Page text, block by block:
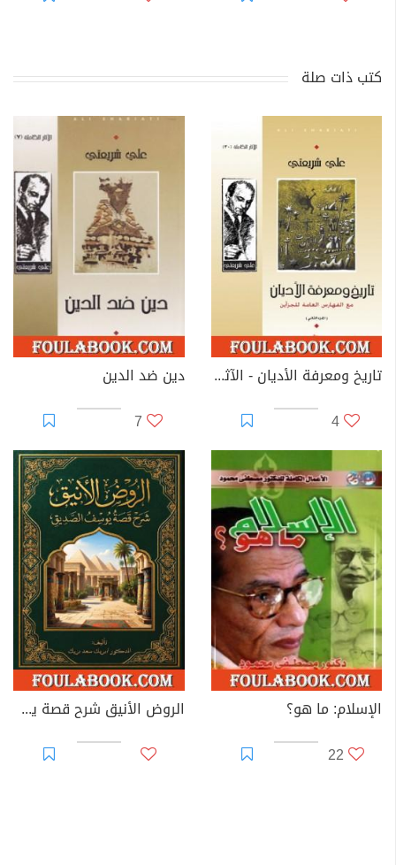
كتب ذات صلة
تاريخ ومعرفة الأديان - الآثار الكاملة
4
دين ضد الدين
7
الإسلام: ما هو؟
22
الروض الأنيق شرح قصة يوسف الصديق